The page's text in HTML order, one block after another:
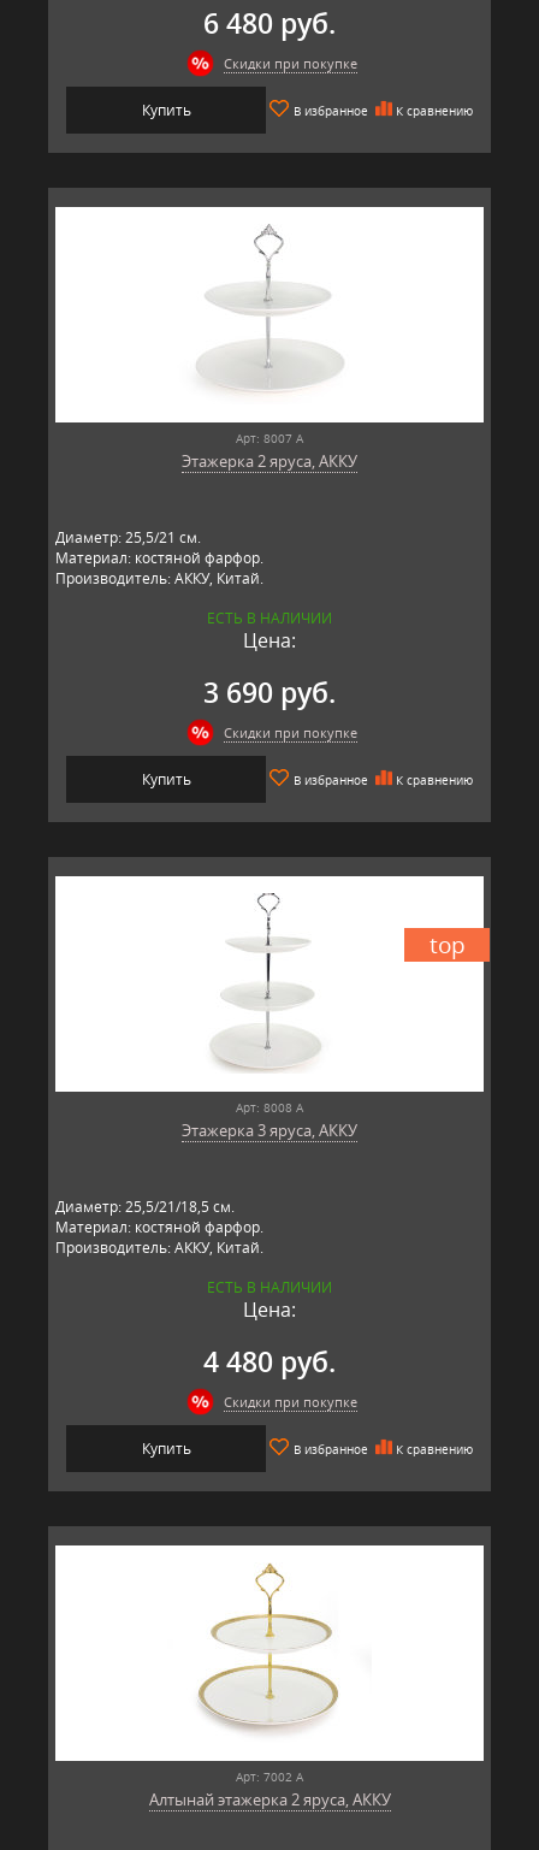
6 480 руб.
Скидки при покупке
Купить В избранное К сравнению
Арт: 8007 А
Этажерка 2 яруса, АККУ
Диаметр: 25,5/21 см.
Материал: костяной фарфор.
Производитель: АККУ, Китай.
ЕСТЬ В НАЛИЧИИ
Цена:
3 690 руб.
Скидки при покупке
Купить В избранное К сравнению
top
Арт: 8008 А
Этажерка 3 яруса, АККУ
Диаметр: 25,5/21/18,5 см.
Материал: костяной фарфор.
Производитель: АККУ, Китай.
ЕСТЬ В НАЛИЧИИ
Цена:
4 480 руб.
Скидки при покупке
Купить В избранное К сравнению
Арт: 7002 А
Алтынай этажерка 2 яруса, АККУ